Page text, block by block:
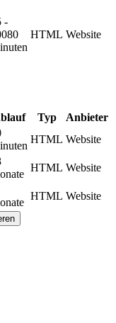
-
HTML Website
Typ
Anbieter
HTML Website
HTML Website
HTML Website